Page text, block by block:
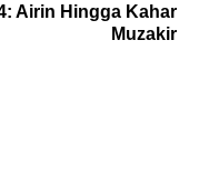
Airin Hingga Kahar
Muzakir